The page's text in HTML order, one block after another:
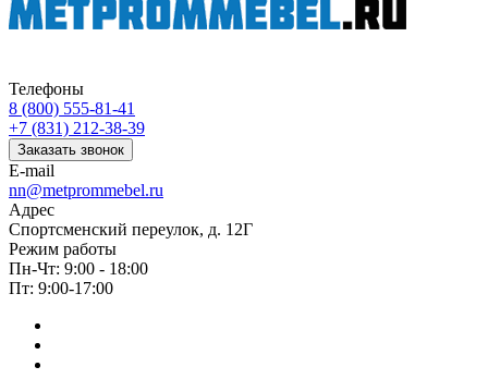
Телефоны
8 (800) 555-81-41
+7 (831) 212-38-39
Заказать звонок
E-mail
nn@metprommebel.ru
Адрес
Спортсменский переулок, д. 12Г
Режим работы
Пн-Чт: 9:00 - 18:00
Пт: 9:00-17:00